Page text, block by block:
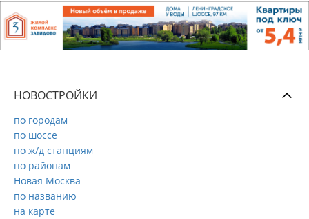
НОВОСТРОЙКИ
по городам
по шоссе
по ж/д станциям
по районам
Новая Москва
по названию
на карте